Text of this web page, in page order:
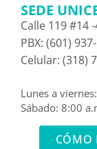
SEDE
Calle 119 #14
PBX: (601)
Celular: (318)
Lunes a
Sábado: 8:00
CÓMO